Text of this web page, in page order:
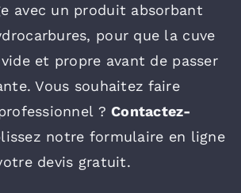
avec un produit absorbant
pour que la cuve
et propre avant de passer
Vous souhaitez faire
?Contactez-
notre formulaire en ligne
devis gratuit.